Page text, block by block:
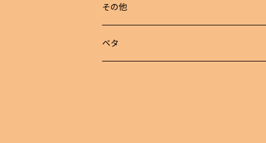
若魚
東錦
らんちゅう
めだか 定額
めだか セット
その他
ベタ